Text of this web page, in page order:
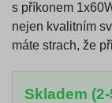
s příkonem
nejen kvalitním
máte strach, že
Skladem